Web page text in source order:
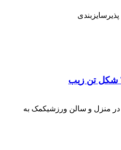
در منزل و سالن ورزشیکمک به